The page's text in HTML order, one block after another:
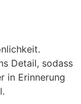
Detail, sodass
in Erinnerung